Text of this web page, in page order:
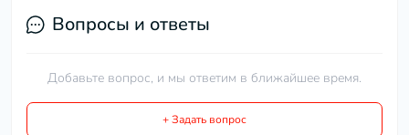
Вопросы и ответы
Добавьте вопрос, и мы ответим в ближайшее время.
+ Задать вопрос